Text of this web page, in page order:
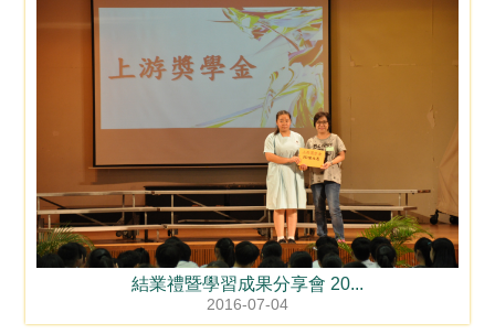
結業禮暨學習成果分享會 20...
2016-07-04